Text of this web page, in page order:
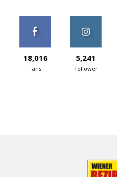
18,016
Fans
5,241
Follower